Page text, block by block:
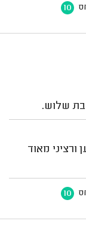
10
בת שלוש.
ורציני מאוד
10